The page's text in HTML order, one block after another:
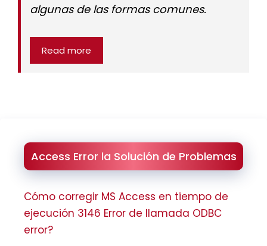
algunas de las formas comunes.
Read more
Access Error la Solución de Problemas
Cómo corregir MS Access en tiempo de
ejecución 3146 Error de llamada ODBC
error?